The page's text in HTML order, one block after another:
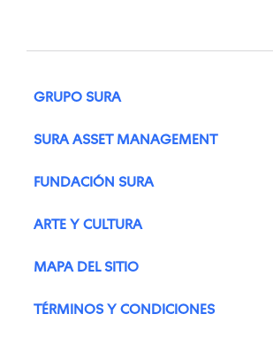
GRUPO SURA
SURA ASSET MANAGEMENT
FUNDACIÓN SURA
ARTE Y CULTURA
MAPA DEL SITIO
TÉRMINOS Y CONDICIONES